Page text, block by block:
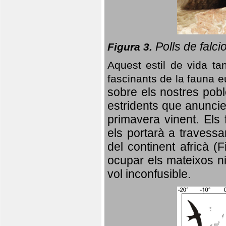
Figura 3. Polls de
Aquest estil de vida
fascinants de la fauna
sobre els nostres
estridents que
primavera vinent. Els
els portarà a
del continent africà
ocupar els mateixos
vol inconfusible.